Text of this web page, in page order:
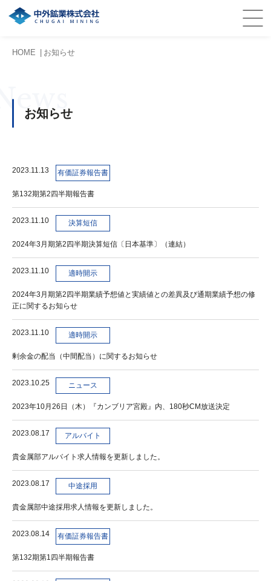
HOME お知らせ
お知らせ
2023.11.13 有価証券報告書
第132期第2四半期報告書
2023.11.10 決算短信
2024年3月期第2四半期決算短信〔日本基準〕（連結）
2023.11.10 適時開示
2024年3月期第2四半期業績予想値と実績値との差異及び通期業績予想の修
正に関するお知らせ
2023.11.10 適時開示
剰余金の配当（中間配当）に関するお知らせ
2023.10.25 ニュース
2023年10月26日（木）『カンブリア宮殿』内、180秒CM放送決定
2023.08.17 アルバイト
貴金属部アルバイト求人情報を更新しました。
2023.08.17 中途採用
貴金属部中途採用求人情報を更新しました。
2023.08.14 有価証券報告書
第132期第1四半期報告書